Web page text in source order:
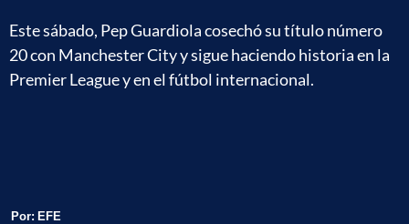
Este sábado, Pep Guardiola cosechó su título número
20 con Manchester City y sigue haciendo historia en la
Premier League y en el fútbol internacional.
Por: EFE